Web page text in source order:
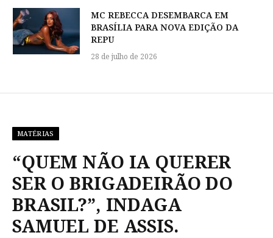
MC REBECCA DESEMBARCA EM
BRASÍLIA PARA NOVA EDIÇÃO DA
REPU
28 de julho de 2026
MATÉRIAS
“QUEM NÃO IA QUERER
SER O BRIGADEIRÃO DO
BRASIL?”, INDAGA
SAMUEL DE ASSIS.